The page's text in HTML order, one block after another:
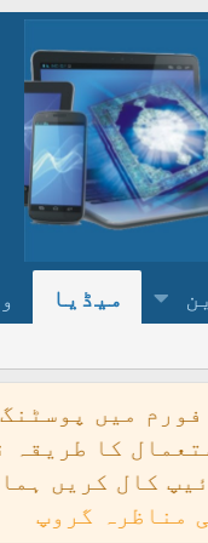
میڈیا
کے لیےفورم
آپ فورم